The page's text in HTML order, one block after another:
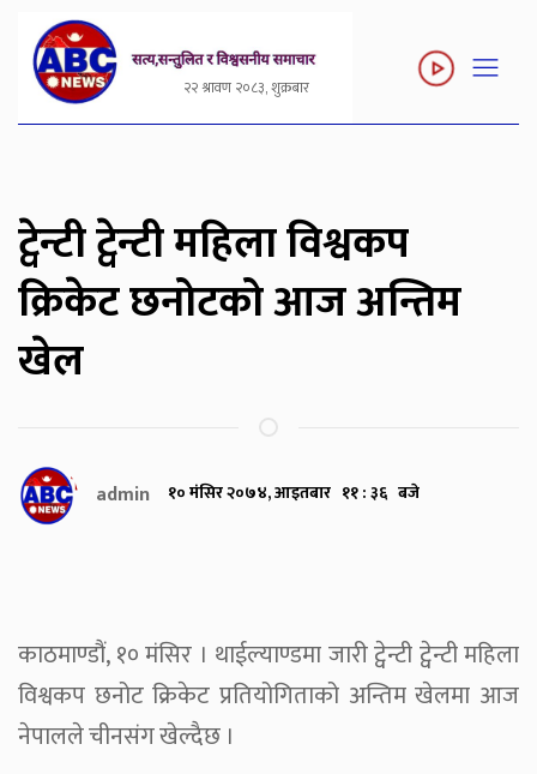
२२ श्रावण २०८३, शुक्रबार
ट्वेन्टी ट्वेन्टी महिला विश्वकप
क्रिकेट छनोटको आज अन्तिम
खेल
admin १० मंसिर २०७४, आइतबार ११ : ३६ बजे
काठमाण्डौं, १० मंसिर । थाईल्याण्डमा जारी ट्वेन्टी ट्वेन्टी महिला
विश्वकप छनोट क्रिकेट प्रतियोगिताको अन्तिम खेलमा आज
नेपालले चीनसंग खेल्दैछ ।